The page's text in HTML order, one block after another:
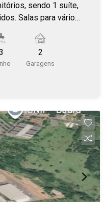
sendo 1 suíte,
vários
2
Garagens